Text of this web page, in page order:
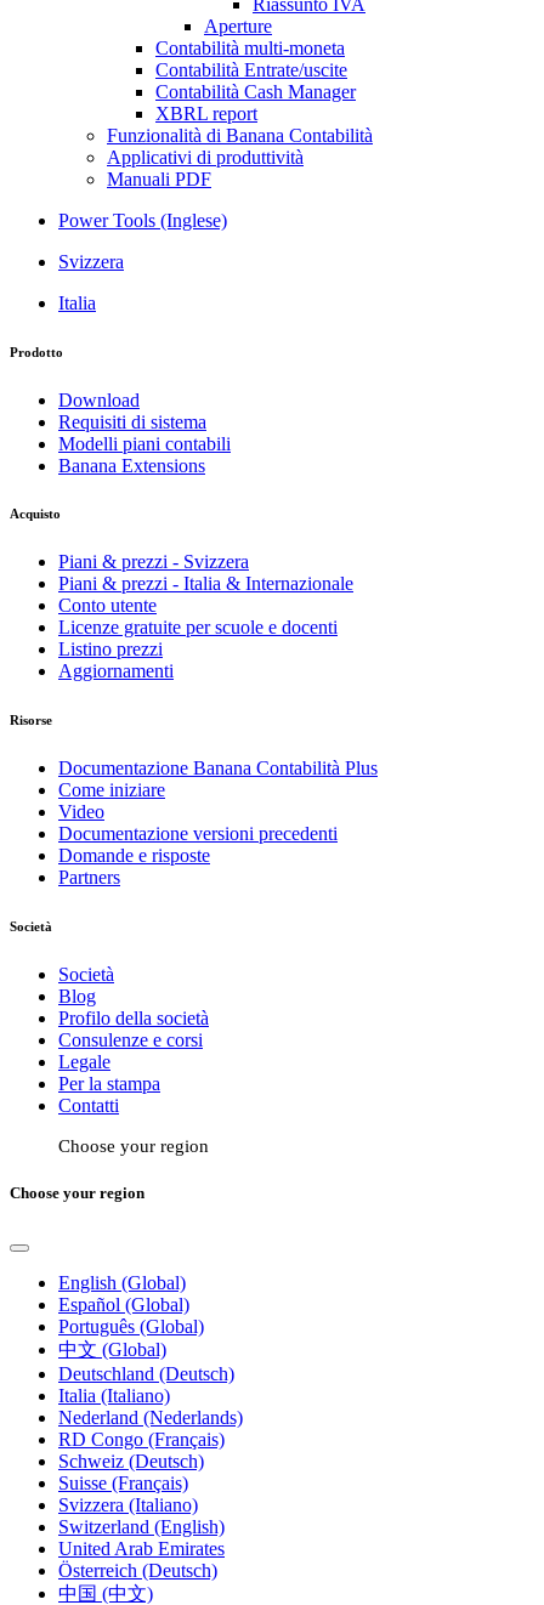
Aperture
Contabilità multi-moneta
Contabilità Entrate/uscite
Contabilità Cash Manager
XBRL report
Funzionalità di Banana Contabilità
Applicativi di produttività
Manuali PDF
Power Tools (Inglese)
Svizzera
Italia
Prodotto
Download
Requisiti di sistema
Modelli piani contabili
Banana Extensions
Acquisto
Piani & prezzi - Svizzera
Piani & prezzi - Italia & Internazionale
Conto utente
Licenze gratuite per scuole e docenti
Listino prezzi
Aggiornamenti
Risorse
Documentazione Banana Contabilità Plus
Come iniziare
Video
Documentazione versioni precedenti
Domande e risposte
Partners
Società
Società
Blog
Profilo della società
Consulenze e corsi
Legale
Per la stampa
Contatti
Choose your region
Choose your region
English (Global)
Español (Global)
Português (Global)
中文 (Global)
Deutschland (Deutsch)
Italia (Italiano)
Nederland (Nederlands)
RD Congo (Français)
Schweiz (Deutsch)
Suisse (Français)
Svizzera (Italiano)
Switzerland (English)
United Arab Emirates
Österreich (Deutsch)
中国 (中文)